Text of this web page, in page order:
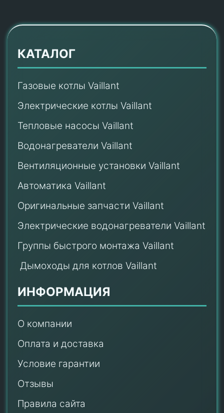
КАТАЛОГ
Газовые котлы Vaillant
Электрические котлы Vaillant
Тепловые насосы Vaillant
Водонагреватели Vaillant
Вентиляционные установки Vaillant
Автоматика Vaillant
Оригинальные запчасти Vaillant
Электрические водонагреватели Vaillant
Группы быстрого монтажа Vaillant
Дымоходы для котлов Vaillant
ИНФОРМАЦИЯ
О компании
Оплата и доставка
Условие гарантии
Отзывы
Правила сайта